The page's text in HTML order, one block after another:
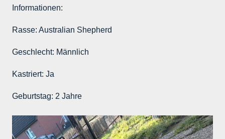
Informationen:
Rasse: Australian Shepherd
Geschlecht: Männlich
Kastriert: Ja
Geburtstag: 2 Jahre